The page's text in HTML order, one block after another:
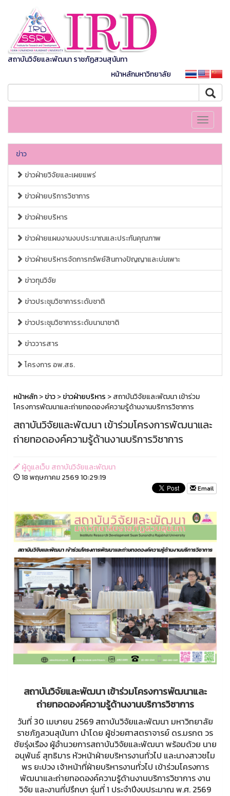
สถาบันวิจัยและพัฒนา ราชภัฏสวนสุนันทา
หน้าหลักมหาวิทยาลัย
Toggle
ข่าว
ข่าวฝ่ายวิจัยและเผยแพร่
ข่าวฝ่ายบริการวิชาการ
ข่าวฝ่ายบริหาร
ข่าวฝ่ายแผนงานงบประมาณและประกันคุณภาพ
ข่าวฝ่ายบริหารจัดการทรัพย์สินทางปัญญาและบ่มเพาะ
ข่าวทุนวิจัย
ข่าวประชุมวิชาการระดับชาติ
ข่าวประชุมวิชาการระดับนานาชาติ
ข่าววารสาร
โครงการ อพ.สธ.
หน้าหลัก>ข่าว>ข่าวฝ่ายบริหาร > สถาบันวิจัยและพัฒนา เข้าร่วม
โครงการพัฒนาและถ่ายทอดองค์ความรู้ด้านงานบริการวิชาการ
สถาบันวิจัยและพัฒนา เข้าร่วมโครงการพัฒนาและ
ถ่ายทอดองค์ความรู้ด้านงานบริการวิชาการ
ผู้ดูแลเว็บ สถาบันวิจัยและพัฒนา
18 พฤษภาคม 2569 10:29:19
Email
สถาบันวิจัยและพัฒนา เข้าร่วมโครงการพัฒนาและ
ถ่ายทอดองค์ความรู้ด้านงานบริการวิชาการ
วันที่ 30 เมษายน 2569 สถาบันวิจัยและพัฒนา มหาวิทยาลัย
ราชภัฏสวนสุนันทา นำโดย ผู้ช่วยศาสตราจารย์ ดร.มรกต วร
ชัยรุ่งเรือง ผู้อำนวยการสถาบันวิจัยและพัฒนา พร้อมด้วย นาย
อนุพันธ์ สุทธิมาร หัวหน้าฝ่ายบริหารงานทั่วไป และนางสาวชไม
พร ยะปวง เจ้าหน้าที่ฝ่ายบริหารงานทั่วไป เข้าร่วมโครงการ
พัฒนาและถ่ายทอดองค์ความรู้ด้านงานบริการวิชาการ งาน
วิจัย และงานที่ปรึกษา รุ่นที่ 1 ประจำปีงบประมาณ พ.ศ. 2569